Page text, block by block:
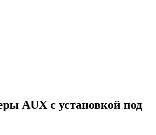
AUX с установкой под